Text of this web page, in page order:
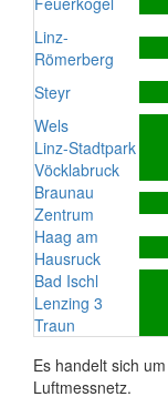
Linz-
Römerberg
Steyr
Wels
Linz-Stadtpark
Vöcklabruck
Braunau
Zentrum
Haag am
Hausruck
Bad Ischl
Lenzing 3
Traun
Es handelt sich
Luftmessnetz.